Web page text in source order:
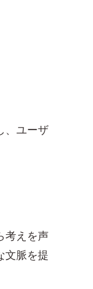
、ユーザ
考えを声
文脈を提